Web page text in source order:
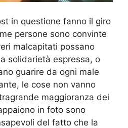
in questione fanno il giro
persone sono convinte
malcapitati possano
solidarietà espressa, o
guarire da ogni male
le cose non vanno
maggioranza dei
in foto sono
del fatto che la